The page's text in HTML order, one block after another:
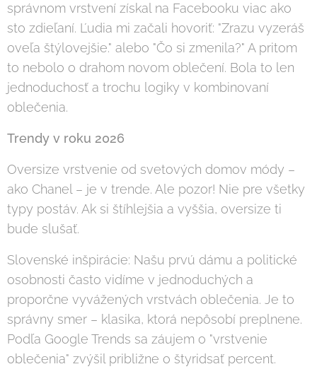
správnom vrstvení získal na Facebooku viac ako
sto zdieľaní. Ľudia mi začali hovoriť: "Zrazu vyzeráš
oveľa štýlovejšie." alebo "Čo si zmenila?" A pritom
to nebolo o drahom novom oblečení. Bola to len
jednoduchosť a trochu logiky v kombinovaní
oblečenia.
Trendy v roku 2026
Oversize vrstvenie od svetových domov módy –
ako Chanel – je v trende. Ale pozor! Nie pre všetky
typy postáv. Ak si štíhlejšia a vyššia, oversize ti
bude slušať.
Slovenské inšpirácie: Našu prvú dámu a politické
osobnosti často vidíme v jednoduchých a
proporčne vyvážených vrstvách oblečenia. Je to
správny smer – klasika, ktorá nepôsobí preplnene.
Podľa Google Trends sa záujem o "vrstvenie
oblečenia" zvýšil približne o štyridsať percent.